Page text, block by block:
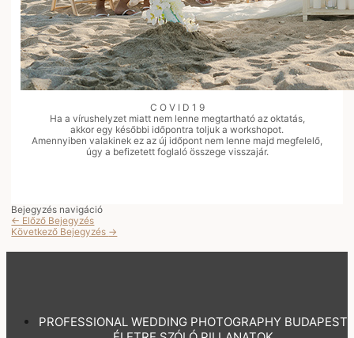
C O V I D 1 9
Ha a vírushelyzet miatt nem lenne megtartható az oktatás,
akkor egy későbbi időpontra toljuk a workshopot.
Amennyiben valakinek ez az új időpont nem lenne majd megfelelő,
úgy a befizetett foglaló összege visszajár.
Bejegyzés navigáció
← Előző Bejegyzés
Következő Bejegyzés →
PROFESSIONAL WEDDING PHOTOGRAPHY BUDAPEST